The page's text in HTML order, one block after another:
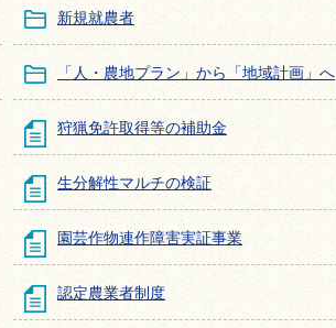
新規就農者
「人・農地プラン」から「地域計画」へ
狩猟免許取得等の補助金
生分解性マルチの検証
園芸作物連作障害実証事業
認定農業者制度